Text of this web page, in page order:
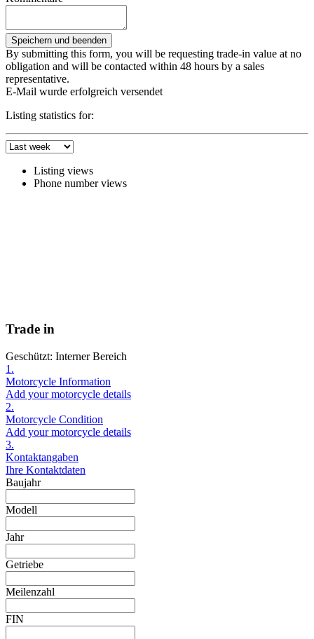
By submitting this form, you will be requesting trade-in value at no
obligation and will be contacted within 48 hours by a sales
representative.
E-Mail wurde erfolgreich versendet
Listing statistics for:
Listing views
Phone number views
Trade in
Geschützt: Interner Bereich
1.
Motorcycle Information
Add your motorcycle details
2.
Motorcycle Condition
Add your motorcycle details
3.
Kontaktangaben
Ihre Kontaktdaten
Baujahr
Modell
Jahr
Getriebe
Meilenzahl
FIN